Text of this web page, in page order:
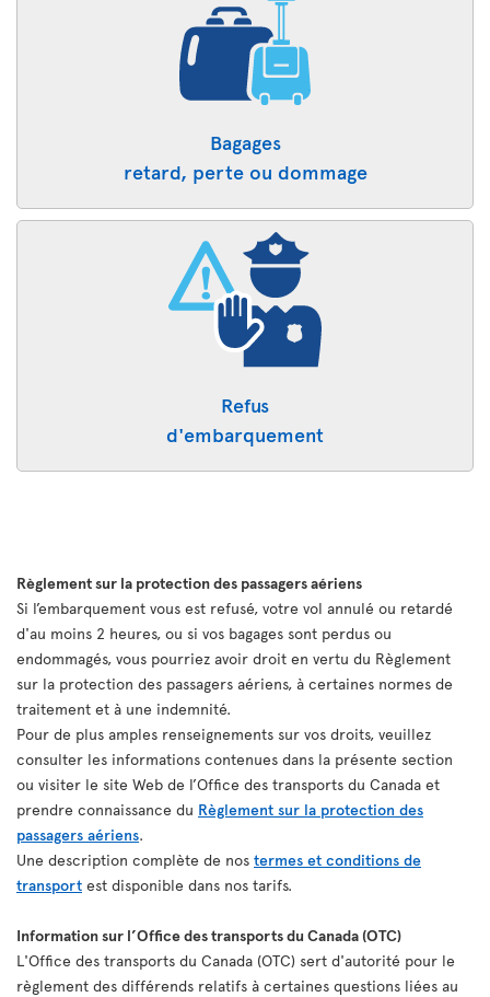
Bagages
retard, perte ou dommage
Refus
d'embarquement
Règlement sur la protection des passagers aériens
Si l’embarquement vous est refusé, votre vol annulé ou retardé
d'au moins 2 heures, ou si vos bagages sont perdus ou
endommagés, vous pourriez avoir droit en vertu du Règlement
sur la protection des passagers aériens, à certaines normes de
traitement et à une indemnité.
Pour de plus amples renseignements sur vos droits, veuillez
consulter les informations contenues dans la présente section
ou visiter le site Web de l’Office des transports du Canada et
prendre connaissance du Règlement sur la protection des
passagers aériens.
Une description complète de nos termes et conditions de
transport est disponible dans nos tarifs.
Information sur l’Office des transports du Canada (OTC)
L'Office des transports du Canada (OTC) sert d'autorité pour le
règlement des différends relatifs à certaines questions liées au